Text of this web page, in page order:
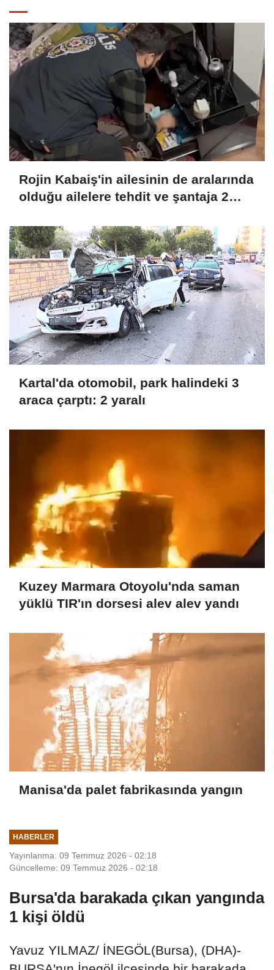
Rojin Kabaiş'in ailesinin de aralarında
olduğu ailelere tehdit ve şantaja 2
Kartal'da otomobil, park halindeki 3
araca çarptı: 2 yaralı
Kuzey Marmara Otoyolu'nda saman
yüklü TIR'ın dorsesi alev alev yandı
Manisa'da palet fabrikasında yangın
HABERLER
Yayınlanma: 09 Temmuz 2026 - 02:18
Güncelleme: 09 Temmuz 2026 - 02:18
Bursa'da barakada çıkan yangında
1 kişi öldü
Yavuz YILMAZ/ İNEGÖL(Bursa), (DHA)-